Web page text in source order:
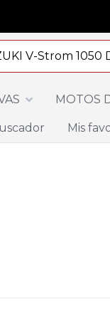
V-Strom 1050
MOTOS
Mis